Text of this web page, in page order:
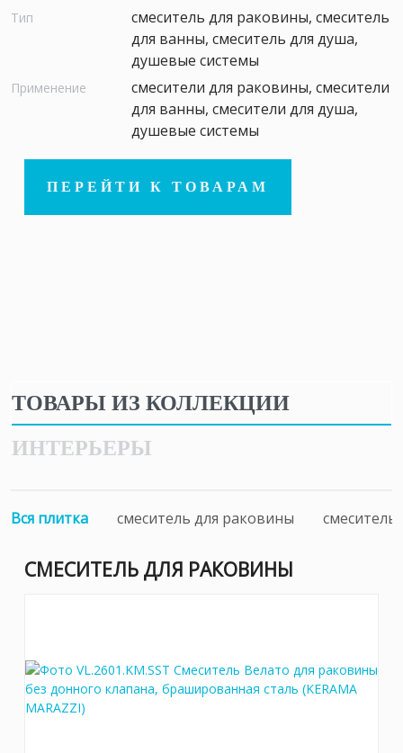
Тип
смеситель для раковины, смеситель
для ванны, смеситель для душа,
душевые системы
Применение
смесители для раковины, смесители
для ванны, смесители для душа,
душевые системы
ПЕРЕЙТИ К ТОВАРАМ
ТОВАРЫ ИЗ КОЛЛЕКЦИИ
ИНТЕРЬЕРЫ
Вся плитка смеситель для раковины
СМЕСИТЕЛЬ ДЛЯ РАКОВИНЫ